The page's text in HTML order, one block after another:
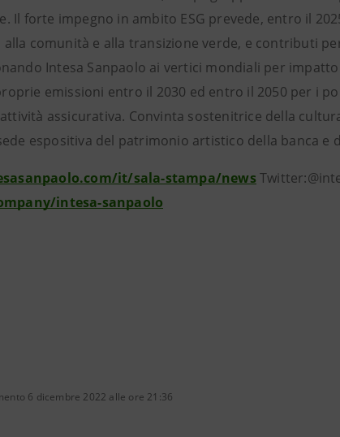
Il forte impegno in ambito ESG prevede, entro il
comunità e alla transizione verde, e contributi
Intesa Sanpaolo ai vertici mondiali per
emissioni entro il 2030 ed entro il 2050 per i
assicurativa. Convinta sostenitrice della
espositiva del patrimonio artistico della banca
it/sala-stampa/news
intesa-sanpaolo
6 dicembre 2022 alle ore 21:36